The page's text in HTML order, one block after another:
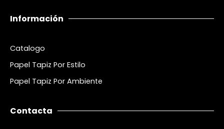
Información
Catalogo
Papel Tapiz Por Estilo
Papel Tapiz Por Ambiente
Contacta